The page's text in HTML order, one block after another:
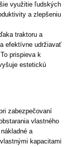
využitie ľudských
a zlepšeniu
traktoru a
efektívne udržiavať
prispieva k
estetickú
zabezpečovaní
vlastného
a
kapacitami